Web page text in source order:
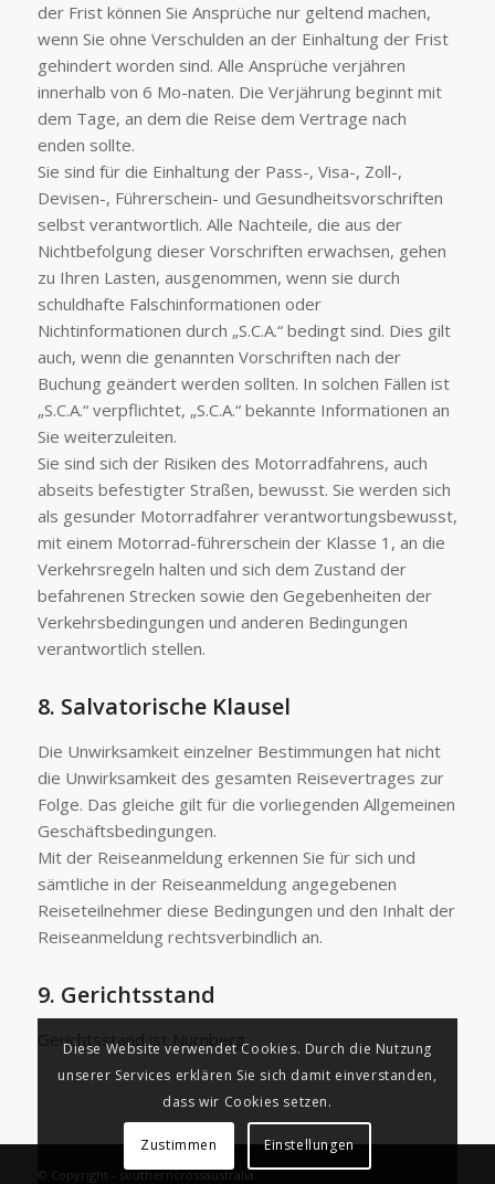
der Frist können Sie Ansprüche nur geltend machen,
wenn Sie ohne Verschulden an der Einhaltung der Frist
gehindert worden sind. Alle Ansprüche verjähren
innerhalb von 6 Mo-naten. Die Verjährung beginnt mit
dem Tage, an dem die Reise dem Vertrage nach
enden sollte.
Sie sind für die Einhaltung der Pass-, Visa-, Zoll-,
Devisen-, Führerschein- und Gesundheitsvorschriften
selbst verantwortlich. Alle Nachteile, die aus der
Nichtbefolgung dieser Vorschriften erwachsen, gehen
zu Ihren Lasten, ausgenommen, wenn sie durch
schuldhafte Falschinformationen oder
Nichtinformationen durch „S.C.A.“ bedingt sind. Dies gilt
auch, wenn die genannten Vorschriften nach der
Buchung geändert werden sollten. In solchen Fällen ist
„S.C.A.“ verpflichtet, „S.C.A.“ bekannte Informationen an
Sie weiterzuleiten.
Sie sind sich der Risiken des Motorradfahrens, auch
abseits befestigter Straßen, bewusst. Sie werden sich
als gesunder Motorradfahrer verantwortungsbewusst,
mit einem Motorrad-führerschein der Klasse 1, an die
Verkehrsregeln halten und sich dem Zustand der
befahrenen Strecken sowie den Gegebenheiten der
Verkehrsbedingungen und anderen Bedingungen
verantwortlich stellen.
8. Salvatorische Klausel
Die Unwirksamkeit einzelner Bestimmungen hat nicht
die Unwirksamkeit des gesamten Reisevertrages zur
Folge. Das gleiche gilt für die vorliegenden Allgemeinen
Geschäftsbedingungen.
Mit der Reiseanmeldung erkennen Sie für sich und
sämtliche in der Reiseanmeldung angegebenen
Reiseteilnehmer diese Bedingungen und den Inhalt der
Reiseanmeldung rechtsverbindlich an.
9. Gerichtsstand
Gerichtsstand ist Nürnberg.
© Copyright - southerncrossaustralia
Diese Website verwendet Cookies. Durch die Nutzung
unserer Services erklären Sie sich damit einverstanden,
dass wir Cookies setzen.
Zustimmen Einstellungen